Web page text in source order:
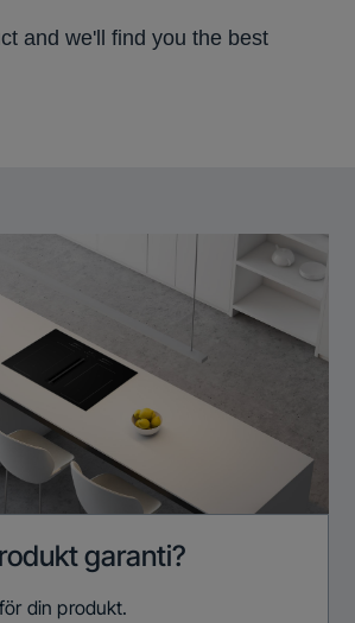
and we'll find you the best
garanti?
din produkt.